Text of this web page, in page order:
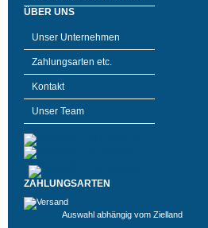
ÜBER UNS
Unser Unternehmen
Zahlungsarten etc.
Kontakt
Unser Team
ZAHLUNGSARTEN
Auswahl abhängig vom Zielland